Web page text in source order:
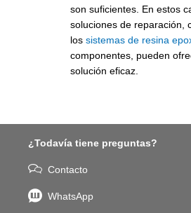
son suficientes. En estos
soluciones de reparación,
los sistemas de resina
componentes, pueden
solución eficaz.
¿Todavía tiene preguntas?
Contacto
WhatsApp